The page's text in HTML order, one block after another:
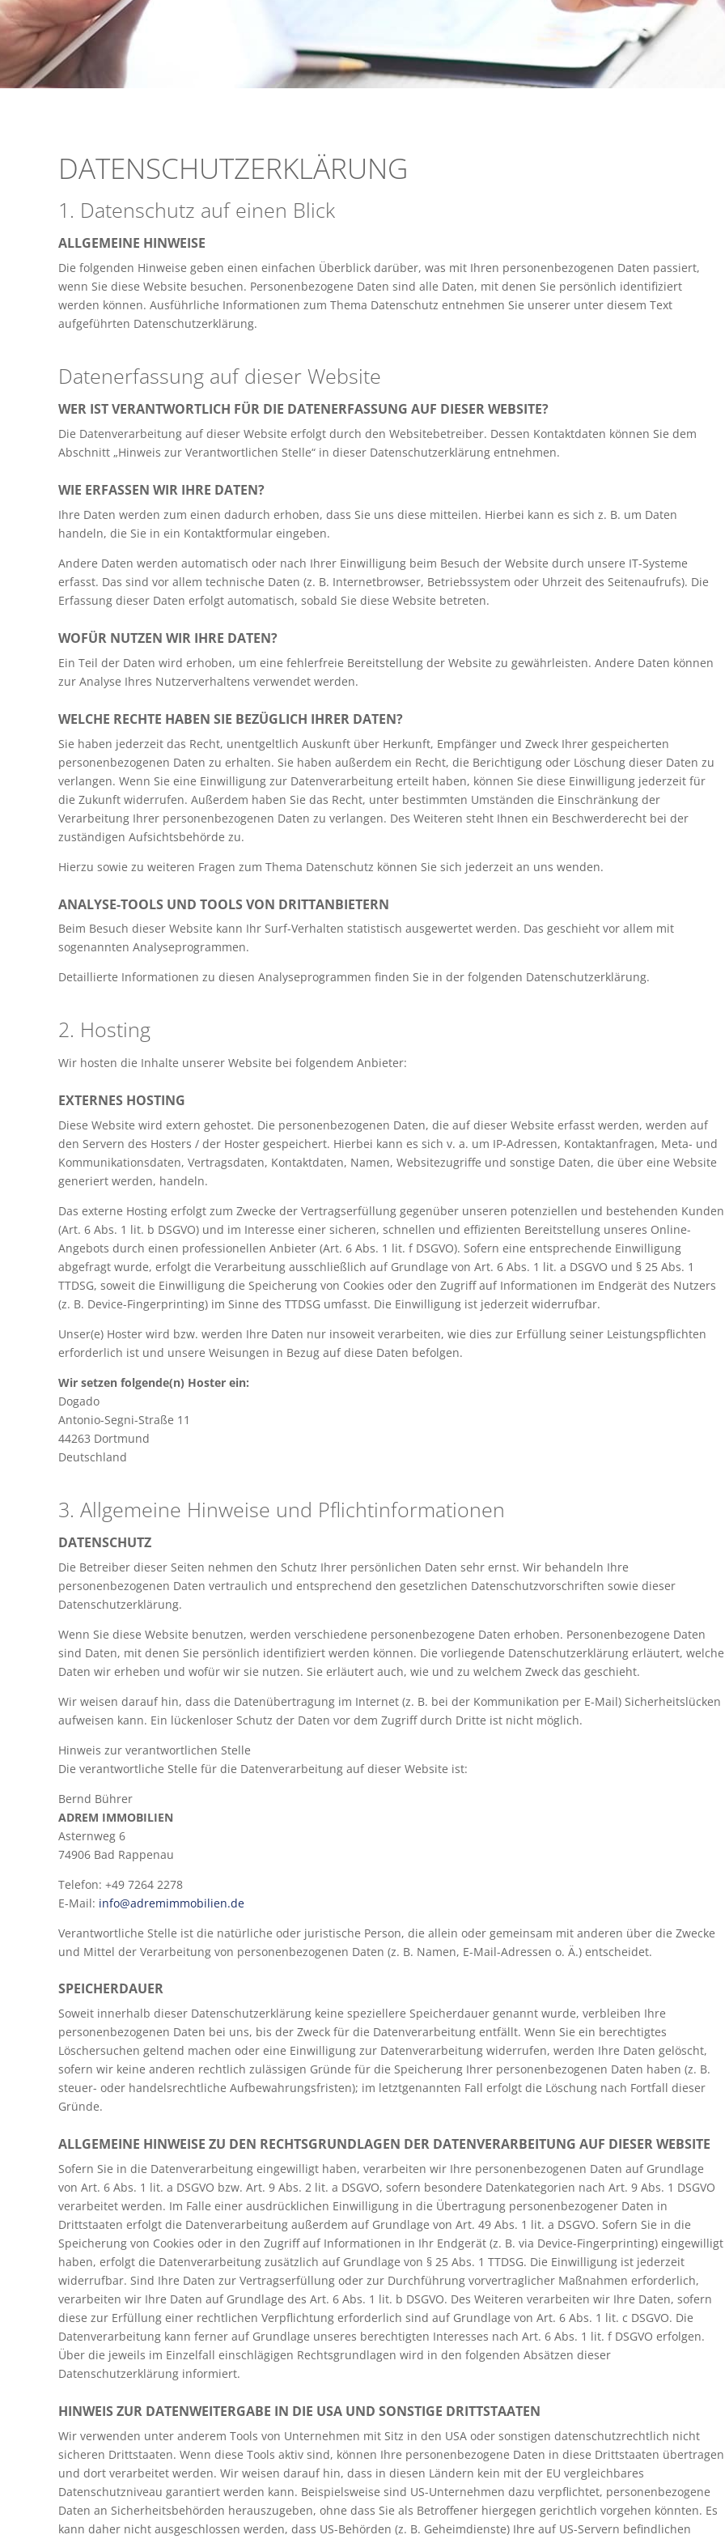
DATENSCHUTZERKLÄRUNG
1. Datenschutz auf einen Blick
ALLGEMEINE HINWEISE
Die folgenden Hinweise geben einen einfachen Überblick darüber, was mit Ihren personenbezogenen Daten passiert,
wenn Sie diese Website besuchen. Personenbezogene Daten sind alle Daten, mit denen Sie persönlich identifiziert
werden können. Ausführliche Informationen zum Thema Datenschutz entnehmen Sie unserer unter diesem Text
aufgeführten Datenschutzerklärung.
Datenerfassung auf dieser Website
WER IST VERANTWORTLICH FÜR DIE DATENERFASSUNG AUF DIESER WEBSITE?
Die Datenverarbeitung auf dieser Website erfolgt durch den Websitebetreiber. Dessen Kontaktdaten können Sie dem
Abschnitt „Hinweis zur Verantwortlichen Stelle“ in dieser Datenschutzerklärung entnehmen.
WIE ERFASSEN WIR IHRE DATEN?
Ihre Daten werden zum einen dadurch erhoben, dass Sie uns diese mitteilen. Hierbei kann es sich z. B. um Daten
handeln, die Sie in ein Kontaktformular eingeben.
Andere Daten werden automatisch oder nach Ihrer Einwilligung beim Besuch der Website durch unsere IT-Systeme
erfasst. Das sind vor allem technische Daten (z. B. Internetbrowser, Betriebssystem oder Uhrzeit des Seitenaufrufs). Die
Erfassung dieser Daten erfolgt automatisch, sobald Sie diese Website betreten.
WOFÜR NUTZEN WIR IHRE DATEN?
Ein Teil der Daten wird erhoben, um eine fehlerfreie Bereitstellung der Website zu gewährleisten. Andere Daten können
zur Analyse Ihres Nutzerverhaltens verwendet werden.
WELCHE RECHTE HABEN SIE BEZÜGLICH IHRER DATEN?
Sie haben jederzeit das Recht, unentgeltlich Auskunft über Herkunft, Empfänger und Zweck Ihrer gespeicherten
personenbezogenen Daten zu erhalten. Sie haben außerdem ein Recht, die Berichtigung oder Löschung dieser Daten zu
verlangen. Wenn Sie eine Einwilligung zur Datenverarbeitung erteilt haben, können Sie diese Einwilligung jederzeit für
die Zukunft widerrufen. Außerdem haben Sie das Recht, unter bestimmten Umständen die Einschränkung der
Verarbeitung Ihrer personenbezogenen Daten zu verlangen. Des Weiteren steht Ihnen ein Beschwerderecht bei der
zuständigen Aufsichtsbehörde zu.
Hierzu sowie zu weiteren Fragen zum Thema Datenschutz können Sie sich jederzeit an uns wenden.
ANALYSE-TOOLS UND TOOLS VON DRITT­ANBIETERN
Beim Besuch dieser Website kann Ihr Surf-Verhalten statistisch ausgewertet werden. Das geschieht vor allem mit
sogenannten Analyseprogrammen.
Detaillierte Informationen zu diesen Analyseprogrammen finden Sie in der folgenden Datenschutzerklärung.
2. Hosting
Wir hosten die Inhalte unserer Website bei folgendem Anbieter:
EXTERNES HOSTING
Diese Website wird extern gehostet. Die personenbezogenen Daten, die auf dieser Website erfasst werden, werden auf
den Servern des Hosters / der Hoster gespeichert. Hierbei kann es sich v. a. um IP-Adressen, Kontaktanfragen, Meta- und
Kommunikationsdaten, Vertragsdaten, Kontaktdaten, Namen, Websitezugriffe und sonstige Daten, die über eine Website
generiert werden, handeln.
Das externe Hosting erfolgt zum Zwecke der Vertragserfüllung gegenüber unseren potenziellen und bestehenden Kunden
(Art. 6 Abs. 1 lit. b DSGVO) und im Interesse einer sicheren, schnellen und effizienten Bereitstellung unseres Online-
Angebots durch einen professionellen Anbieter (Art. 6 Abs. 1 lit. f DSGVO). Sofern eine entsprechende Einwilligung
abgefragt wurde, erfolgt die Verarbeitung ausschließlich auf Grundlage von Art. 6 Abs. 1 lit. a DSGVO und § 25 Abs. 1
TTDSG, soweit die Einwilligung die Speicherung von Cookies oder den Zugriff auf Informationen im Endgerät des Nutzers
(z. B. Device-Fingerprinting) im Sinne des TTDSG umfasst. Die Einwilligung ist jederzeit widerrufbar.
Unser(e) Hoster wird bzw. werden Ihre Daten nur insoweit verarbeiten, wie dies zur Erfüllung seiner Leistungspflichten
erforderlich ist und unsere Weisungen in Bezug auf diese Daten befolgen.
Wir setzen folgende(n) Hoster ein:
Dogado
Antonio-Segni-Straße 11
44263 Dortmund
Deutschland
3. Allgemeine Hinweise und Pflicht­informationen
DATENSCHUTZ
Die Betreiber dieser Seiten nehmen den Schutz Ihrer persönlichen Daten sehr ernst. Wir behandeln Ihre
personenbezogenen Daten vertraulich und entsprechend den gesetzlichen Datenschutzvorschriften sowie dieser
Datenschutzerklärung.
Wenn Sie diese Website benutzen, werden verschiedene personenbezogene Daten erhoben. Personenbezogene Daten
sind Daten, mit denen Sie persönlich identifiziert werden können. Die vorliegende Datenschutzerklärung erläutert, welche
Daten wir erheben und wofür wir sie nutzen. Sie erläutert auch, wie und zu welchem Zweck das geschieht.
Wir weisen darauf hin, dass die Datenübertragung im Internet (z. B. bei der Kommunikation per E-Mail) Sicherheitslücken
aufweisen kann. Ein lückenloser Schutz der Daten vor dem Zugriff durch Dritte ist nicht möglich.
Hinweis zur verantwortlichen Stelle
Die verantwortliche Stelle für die Datenverarbeitung auf dieser Website ist:
Bernd Bührer
ADREM IMMOBILIEN
Asternweg 6
74906 Bad Rappenau
Telefon: +49 7264 2278
E-Mail: info@adremimmobilien.de
Verantwortliche Stelle ist die natürliche oder juristische Person, die allein oder gemeinsam mit anderen über die Zwecke
und Mittel der Verarbeitung von personenbezogenen Daten (z. B. Namen, E-Mail-Adressen o. Ä.) entscheidet.
SPEICHERDAUER
Soweit innerhalb dieser Datenschutzerklärung keine speziellere Speicherdauer genannt wurde, verbleiben Ihre
personenbezogenen Daten bei uns, bis der Zweck für die Datenverarbeitung entfällt. Wenn Sie ein berechtigtes
Löschersuchen geltend machen oder eine Einwilligung zur Datenverarbeitung widerrufen, werden Ihre Daten gelöscht,
sofern wir keine anderen rechtlich zulässigen Gründe für die Speicherung Ihrer personenbezogenen Daten haben (z. B.
steuer- oder handelsrechtliche Aufbewahrungsfristen); im letztgenannten Fall erfolgt die Löschung nach Fortfall dieser
Gründe.
ALLGEMEINE HINWEISE ZU DEN RECHTSGRUNDLAGEN DER DATENVERARBEITUNG AUF DIESER WEBSITE
Sofern Sie in die Datenverarbeitung eingewilligt haben, verarbeiten wir Ihre personenbezogenen Daten auf Grundlage
von Art. 6 Abs. 1 lit. a DSGVO bzw. Art. 9 Abs. 2 lit. a DSGVO, sofern besondere Datenkategorien nach Art. 9 Abs. 1 DSGVO
verarbeitet werden. Im Falle einer ausdrücklichen Einwilligung in die Übertragung personenbezogener Daten in
Drittstaaten erfolgt die Datenverarbeitung außerdem auf Grundlage von Art. 49 Abs. 1 lit. a DSGVO. Sofern Sie in die
Speicherung von Cookies oder in den Zugriff auf Informationen in Ihr Endgerät (z. B. via Device-Fingerprinting) eingewilligt
haben, erfolgt die Datenverarbeitung zusätzlich auf Grundlage von § 25 Abs. 1 TTDSG. Die Einwilligung ist jederzeit
widerrufbar. Sind Ihre Daten zur Vertragserfüllung oder zur Durchführung vorvertraglicher Maßnahmen erforderlich,
verarbeiten wir Ihre Daten auf Grundlage des Art. 6 Abs. 1 lit. b DSGVO. Des Weiteren verarbeiten wir Ihre Daten, sofern
diese zur Erfüllung einer rechtlichen Verpflichtung erforderlich sind auf Grundlage von Art. 6 Abs. 1 lit. c DSGVO. Die
Datenverarbeitung kann ferner auf Grundlage unseres berechtigten Interesses nach Art. 6 Abs. 1 lit. f DSGVO erfolgen.
Über die jeweils im Einzelfall einschlägigen Rechtsgrundlagen wird in den folgenden Absätzen dieser
Datenschutzerklärung informiert.
HINWEIS ZUR DATENWEITERGABE IN DIE USA UND SONSTIGE DRITTSTAATEN
Wir verwenden unter anderem Tools von Unternehmen mit Sitz in den USA oder sonstigen datenschutzrechtlich nicht
sicheren Drittstaaten. Wenn diese Tools aktiv sind, können Ihre personenbezogene Daten in diese Drittstaaten übertragen
und dort verarbeitet werden. Wir weisen darauf hin, dass in diesen Ländern kein mit der EU vergleichbares
Datenschutzniveau garantiert werden kann. Beispielsweise sind US-Unternehmen dazu verpflichtet, personenbezogene
Daten an Sicherheitsbehörden herauszugeben, ohne dass Sie als Betroffener hiergegen gerichtlich vorgehen könnten. Es
kann daher nicht ausgeschlossen werden, dass US-Behörden (z. B. Geheimdienste) Ihre auf US-Servern befindlichen